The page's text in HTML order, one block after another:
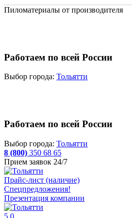
Пиломатериалы от производителя
Работаем по всей России
Выбор города: Тольятти
Работаем по всей России
Выбор города: Тольятти
8 (800) 350 68 65
Прием заявок 24/7
Прайс-лист (наличие)
Спецпредложения!
Презентация компании
5,0